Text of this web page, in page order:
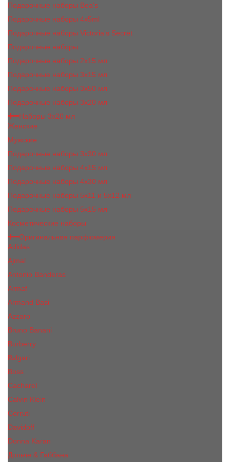
Подарочные наборы Bea's
Подарочные наборы 4х5ml
Подарочные наборы Victoria's Secret
Подарочные наборы
Подарочные наборы 2x15 мл
Подарочные наборы 3х15 мл
Подарочные наборы 3x50 мл
Подарочные наборы 3x20 мл
Наборы 3х20 мл
Женские
Мужские
Подарочные наборы 3х30 мл
Подарочные наборы 4x15 мл
Подарочные наборы 4x30 мл
Подарочные наборы 5x11 и 5х12 мл
Подарочные наборы 5x15 мл
Косметические наборы
Оригинальная парфюмерия
Adidas
Ajmal
Antonio Banderas
Armaf
Armand Basi
Azzaro
Bruno Banani
Burberry
Bvlgari
Boss
Cacharel
Calvin Klein
Cerruti
Davidoff
Donna Karan
Дольче & Габбана